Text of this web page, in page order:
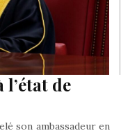
de
son ambassadeur en